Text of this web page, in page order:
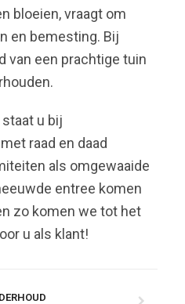
bloeien, vraagt om
en bemesting. Bij
van een prachtige tuin
u bij
raad en daad
als omgewaaide
entree komen
zo komen we tot het
u als klant!